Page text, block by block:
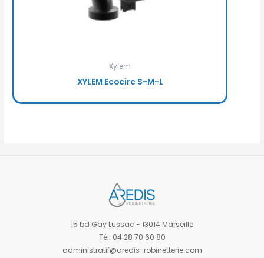
Xylem
XYLEM Ecocirc S-M-L
15 bd Gay Lussac - 13014 Marseille
Tél: 04 28 70 60 80
administratif@aredis-robinetterie.com